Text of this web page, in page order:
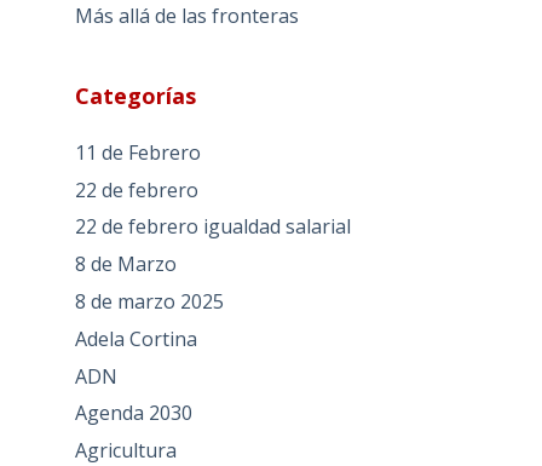
Más allá de las fronteras
Categorías
11 de Febrero
22 de febrero
22 de febrero igualdad salarial
8 de Marzo
8 de marzo 2025
Adela Cortina
ADN
Agenda 2030
Agricultura